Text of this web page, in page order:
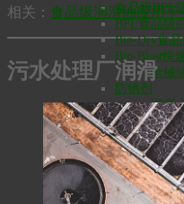
食品级BPL
BPL食品级
Bio-Dry食
Bio-Blast快
枪械
防锈剂
混凝
粉尘
钢丝绳润滑油
钢缆润滑脂
链条和钢缆
链锯链条油
相关： 食品级润滑油应用于
污水处理厂润滑